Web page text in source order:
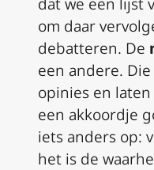
om daar
debatteren. De
een andere.
opinies en
een akkoordje
iets anders op:
het is de